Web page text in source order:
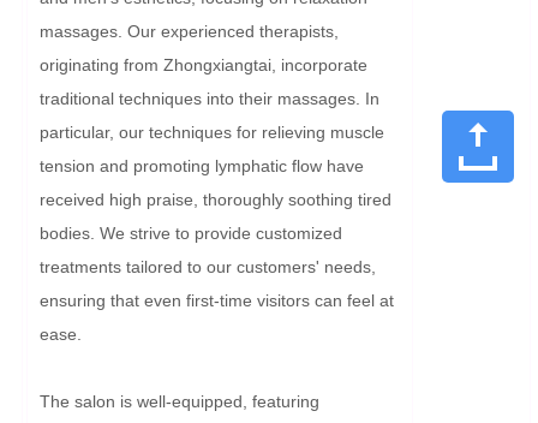
massages. Our experienced therapists,
originating from Zhongxiangtai, incorporate
traditional techniques into their massages. In
particular, our techniques for relieving muscle
tension and promoting lymphatic flow have
received high praise, thoroughly soothing tired
bodies. We strive to provide customized
treatments tailored to our customers' needs,
ensuring that even first-time visitors can feel at
ease.
The salon is well-equipped, featuring